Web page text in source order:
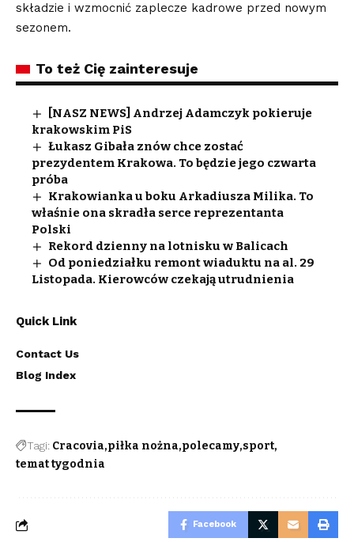
składzie i wzmocnić zaplecze kadrowe przed nowym
sezonem.
To też Cię zainteresuje
[NASZ NEWS] Andrzej Adamczyk pokieruje
krakowskim PiS
Łukasz Gibała znów chce zostać
prezydentem Krakowa. To będzie jego czwarta
próba
Krakowianka u boku Arkadiusza Milika. To
właśnie ona skradła serce reprezentanta
Polski
Rekord dzienny na lotnisku w Balicach
Od poniedziałku remont wiaduktu na al. 29
Listopada. Kierowców czekają utrudnienia
Quick Link
Contact Us
Blog Index
Tagi: Cracovia piłka nożna polecamy sport
temat tygodnia
Facebook